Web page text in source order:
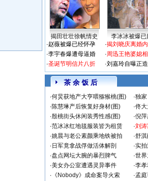
揭田壮壮徐帆情史 李冰冰被爆已
·赵薇被爆已经怀孕
·李宇春爆遭母逼婚
·圣诞节明信片八折
·揭刘晓庆离婚
·周迅王艳婆媳
·刘嘉玲自曝正
茶 余 饭 后
·何炅获地产大亨喂猕猴桃(图) ·独
·陈慧琳产后恢复好身材(图) ·佟
·殷桃街头休闲装秀性感(图) ·倪
·范冰冰红地毯服装皆为租赁 ·刘
·姚晨与老公素颜乘地铁被拍 ·舒
· 日军竟拿战俘做活体解剖 ·实
·盘点网坛大腕的暴烈脾气 ·世
·美女办公室遭遇灵异事件 ·李
· 《Nobody》成命案导火索 ·孟